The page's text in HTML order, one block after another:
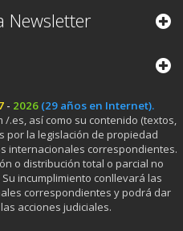
Newsletter
- 2026 (29 años en Internet).
/.es, así como su contenido (textos,
por la legislación de propiedad
internacionales correspondientes.
o distribución total o parcial no
incumplimiento conllevará las
correspondientes y podrá dar
acciones judiciales.